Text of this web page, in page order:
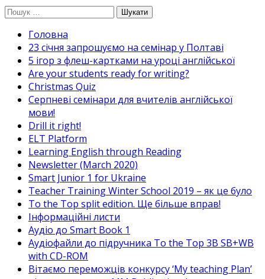
Перейти
вмісту
Пошук:
Головна
23 січня запрошуємо на семінар у Полтаві
5 ігор з флеш-картками на уроці англійської
Are your students ready for writing?
Christmas Quiz
Cерпневі семінари для вчителів англійської
мови!
Drill it right!
ELT Platform
Learning English through Reading
Newsletter (March 2020)
Smart Junior 1 for Ukraine
Teacher Training Winter School 2019 – як це було
To the Top split edition. Ще більше вправ!
Інформаційні листи
Аудіо до Smart Book 1
Аудіофайли до підручника To the Top 3B SB+WB
with CD-ROM
Вітаємо переможців конкурсу ‘My teaching Plan’